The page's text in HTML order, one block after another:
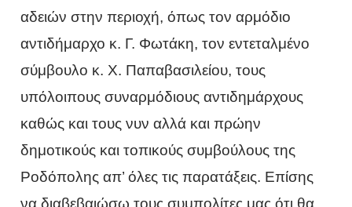
αδειών στην περιοχή, όπως τον αρμόδιο
αντιδήμαρχο κ. Γ. Φωτάκη, τον εντεταλμένο
σύμβουλο κ. Χ. Παπαβασιλείου, τους
υπόλοιπους συναρμόδιους αντιδημάρχους
καθώς και τους νυν αλλά και πρώην
δημοτικούς και τοπικούς συμβούλους της
Ροδόπολης απ’ όλες τις παρατάξεις. Επίσης
να διαβεβαιώσω τους συμπολίτες μας ότι θα